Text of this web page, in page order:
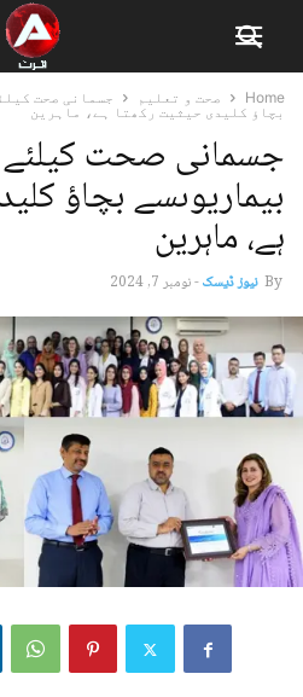
Home صحت و تعلیم
جسمانی صحت
بچاؤ کلیدی حیثیت رکھتا ہے، ماہرین
جسمانی صحت
بیماریوںسے بچاؤ
ہے، ماہرین
By نیوز ڈیسک-نومبر 7, 2024